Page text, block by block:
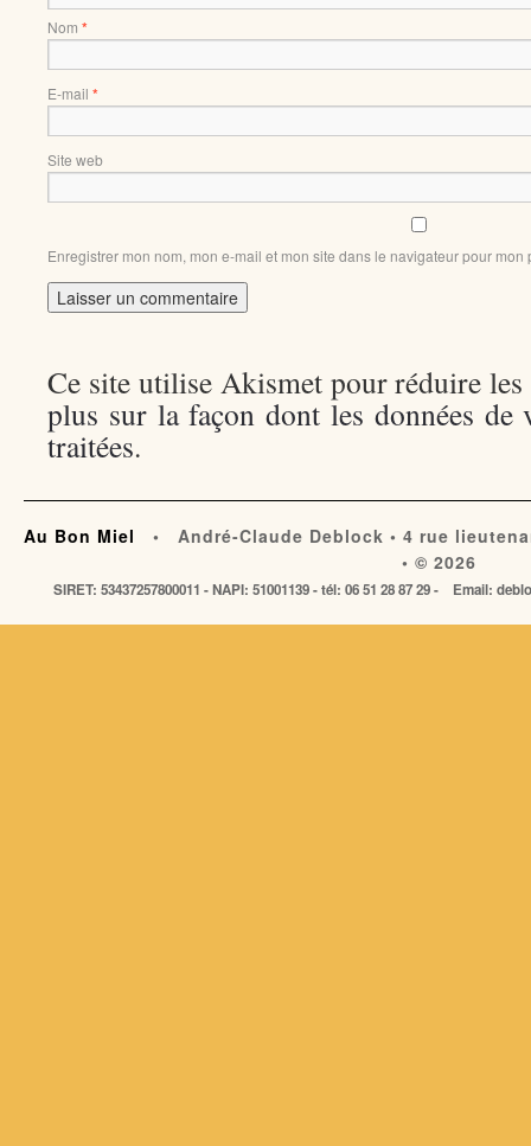
Nom *
E-mail *
Site web
Enregistrer mon nom, mon e-mail et mon site dans le navigateur pour
Ce site utilise Akismet pour réduire
plus sur la façon dont les données de
traitées.
Au Bon Miel
• André-Claude Deblock • 4 rue
• © 2026
SIRET: 53437257800011 - NAPI: 51001139 - tél: 06 51 28 87 29 - Email: